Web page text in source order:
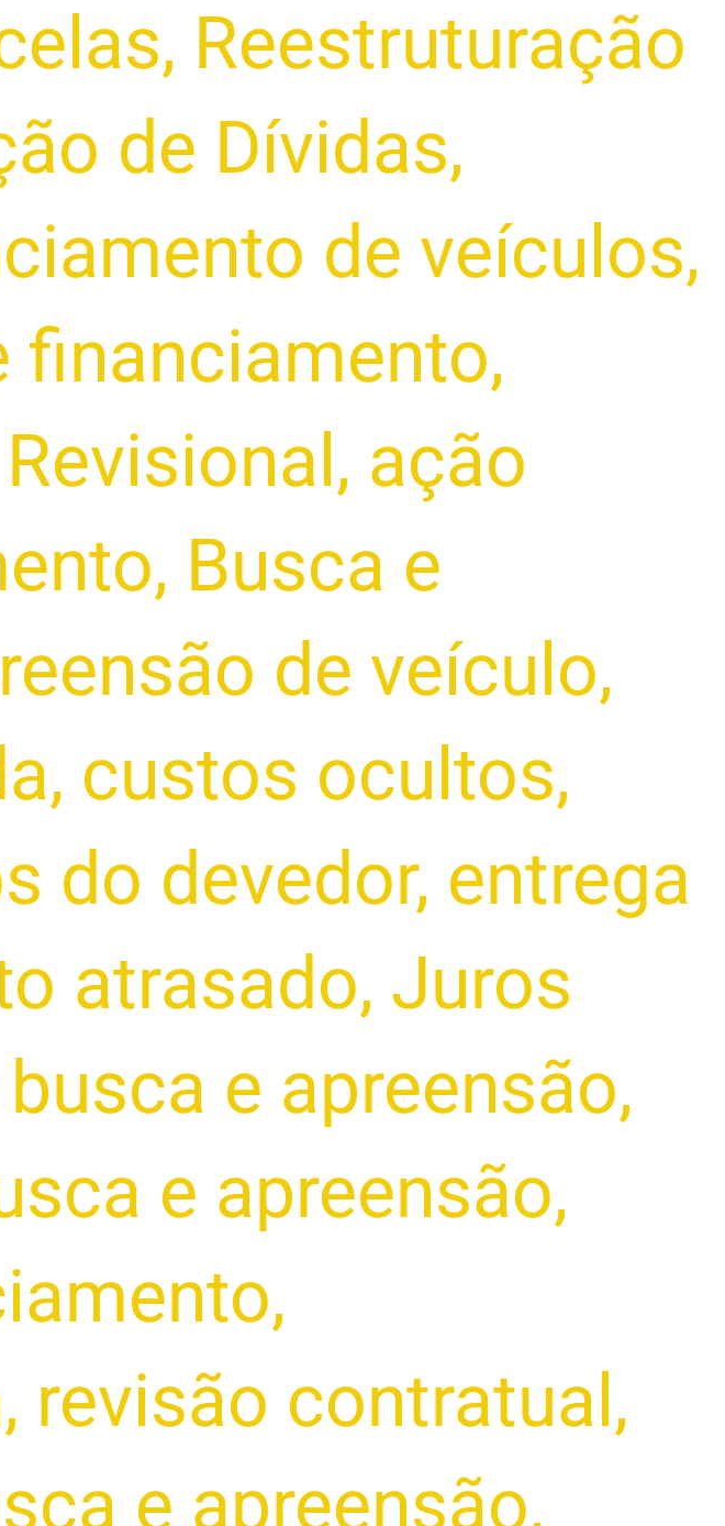
, Reestruturação
de Dívidas,
de veículos,
financiamento,
, ação
, Busca e
de veículo,
, custos ocultos,
do devedor, entrega
atrasado, Juros
e apreensão,
e apreensão,
,
, revisão contratual ,
e apreensão,